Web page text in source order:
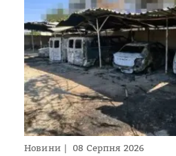
Новини 08 Серпня 2026